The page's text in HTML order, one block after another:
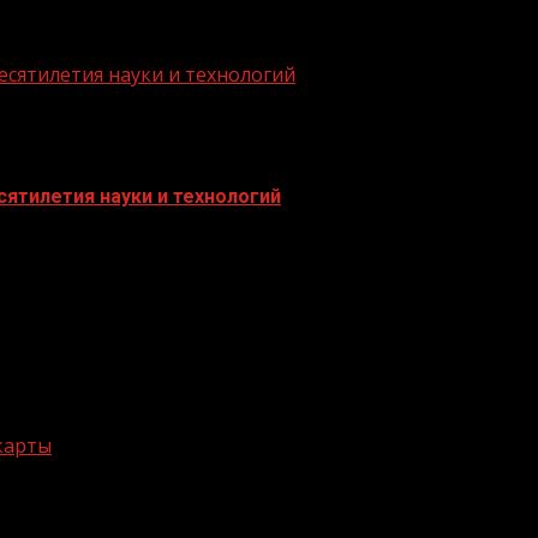
науки и технологий
науки и технологий